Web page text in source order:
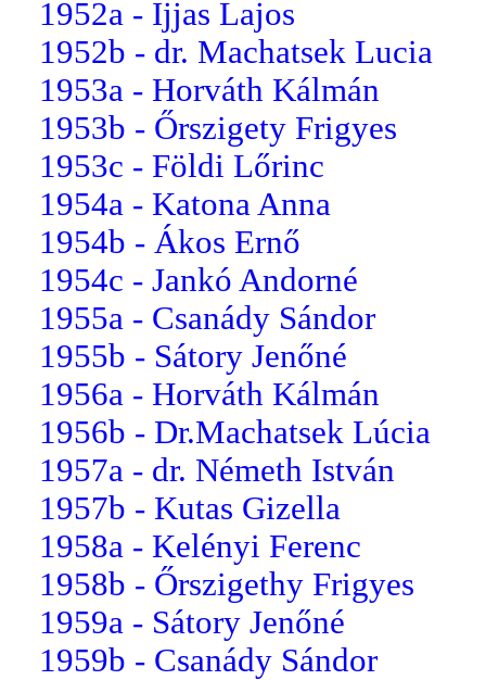
1952a - Ijjas Lajos
1952b - dr. Machatsek Lucia
1953a - Horváth Kálmán
1953b - Őrszigety Frigyes
1953c - Földi Lőrinc
1954a - Katona Anna
1954b - Ákos Ernő
1954c - Jankó Andorné
1955a - Csanády Sándor
1955b - Sátory Jenőné
1956a - Horváth Kálmán
1956b - Dr.Machatsek Lúcia
1957a - dr. Németh István
1957b - Kutas Gizella
1958a - Kelényi Ferenc
1958b - Őrszigethy Frigyes
1959a - Sátory Jenőné
1959b - Csanády Sándor